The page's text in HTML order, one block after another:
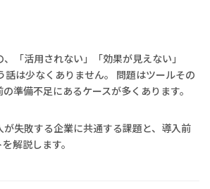
「活用されない」「効果が見えない」
話は少なくありません。 問題はツールその
準備不足にあるケースが多くあります。
が失敗する企業に共通する課題と、導入前
解説します。